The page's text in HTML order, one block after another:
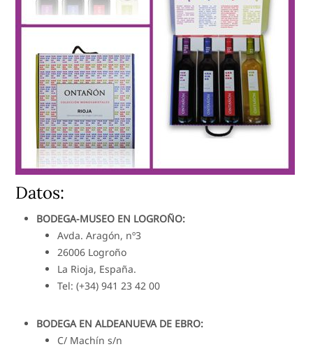
Datos:
BODEGA-MUSEO EN LOGROÑO:
Avda. Aragón, nº3
26006 Logroño
La Rioja, España.
Tel: (+34) 941 23 42 00
BODEGA EN ALDEANUEVA DE EBRO:
C/ Machín s/n